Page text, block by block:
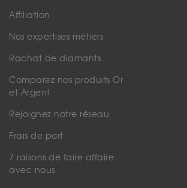
Affiliation
Nos expertises métiers
Rachat de diamants
Comparez nos produits Or
et Argent
Rejoignez notre réseau
Frais de port
7 raisons de faire affaire
avec nous